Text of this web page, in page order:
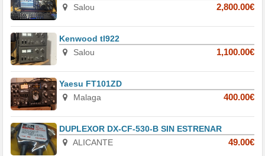
Salou
2,800.00€
Kenwood tl922
Salou
1,100.00€
Yaesu FT101ZD
Malaga
400.00€
DUPLEXOR DX-CF-530-B SIN ESTRENAR
ALICANTE
49.00€